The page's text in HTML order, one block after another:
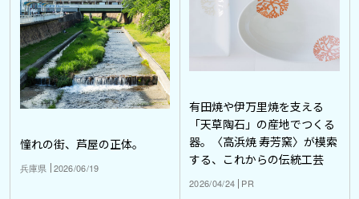
憧れの街、芦屋の正体。
兵庫県 2026/06/19
有田焼や伊万里焼を支える
「天草陶石」の産地でつくる
器。〈高浜焼 寿芳窯〉が模索
する、これからの伝統工芸
2026/04/24 PR